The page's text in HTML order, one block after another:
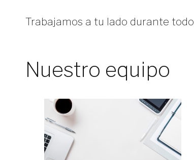
Trabajamos a tu lado durante
Nuestro equipo